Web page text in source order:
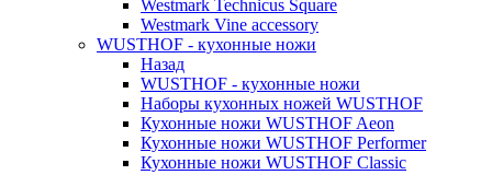
Westmark Technicus Square
Westmark Vine accessory
WUSTHOF - кухонные ножи
Назад
WUSTHOF - кухонные ножи
Наборы кухонных ножей WUSTHOF
Кухонные ножи WUSTHOF Aeon
Кухонные ножи WUSTHOF Performer
Кухонные ножи WUSTHOF Classic